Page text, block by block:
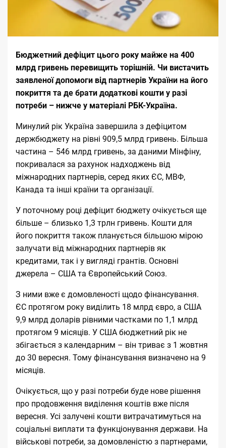
Бюджетний дефіцит цього року майже на 400
млрд гривень перевищить торішній. Чи вистачить
заявленої допомоги від партнерів України на його
покриття та де брати додаткові кошти у разі
потреби – нижче у матеріалі РБК-Україна.
Минулий рік Україна завершила з дефіцитом
держбюджету на рівні 909,5 млрд гривень. Більша
частина – 546 млрд гривень, за даними Мінфіну,
покривалася за рахунок надходжень від
міжнародних партнерів, серед яких ЄС, МВФ,
Канада та інші країни та організації.
У поточному році дефіцит бюджету очікується ще
більше – близько 1,3 трлн гривень. Кошти для
його покриття також планується більшою мірою
залучати від міжнародних партнерів як
кредитами, так і у вигляді грантів. Основні
джерела – США та Європейський Союз.
З ними вже є домовленості щодо фінансування.
ЄС протягом року виділить 18 млрд євро, а США
9,9 млрд доларів рівними частками по 1,1 млрд
протягом 9 місяців. У США бюджетний рік не
збігається з календарним – він триває з 1 жовтня
до 30 вересня. Тому фінансування визначено на 9
місяців.
Очікується, що у разі потреби буде нове рішення
про продовження виділення коштів вже після
вересня. Усі залучені кошти витрачатимуться на
соціальні виплати та функціонування держави. На
військові потреби, за домовленістю з партнерами,